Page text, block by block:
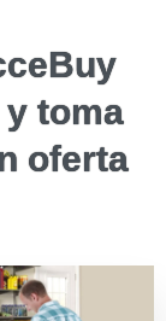
toma
oferta